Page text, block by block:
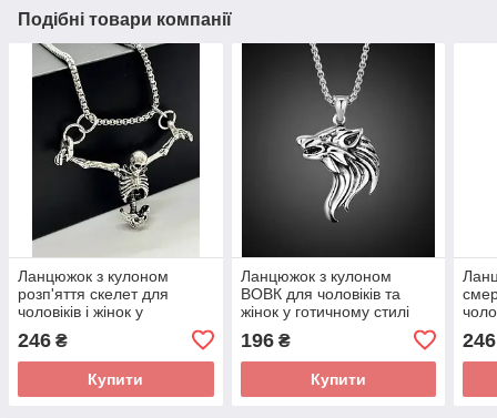
Подібні товари компанії
Ланцюжок з кулоном
розп'яття скелет для
чоловіків і жінок у
сріблястий
246 ₴
Купити
Ланцюжок з кулоном
ВОВК для чоловіків та
жінок у готичному стилі
196₴
Купити
246